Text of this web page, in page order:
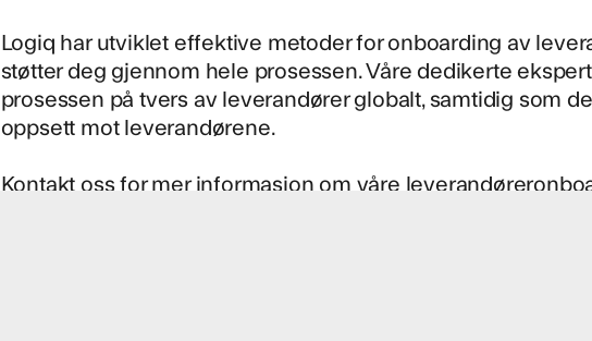
Logiq har utviklet effektive metoder for onboarding av
støtter deg gjennom hele prosessen. Våre dedikerte
prosessen på tvers av leverandører globalt, samtidig som
oppsett mot leverandørene.
Kontakt ossfor mer informasjon om våre